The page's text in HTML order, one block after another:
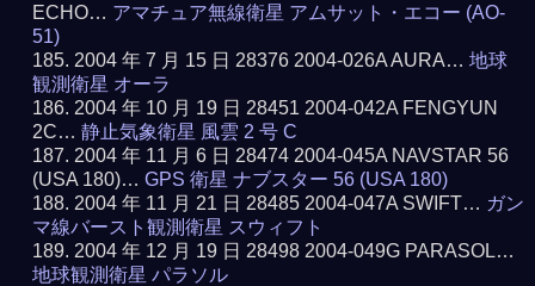
ECHO… アマチュア無線衛星 アムサット・エコー (AO-
51)
2004 年 7 月 15 日 28376 2004-026A AURA…地球
観測衛星 オーラ
2004 年 10 月 19 日 28451 2004-042A FENGYUN
2C…静止気象衛星 風雲 2 号 C
2004 年 11 月 6 日 28474 2004-045A NAVSTAR 56
(USA 180)…GPS 衛星 ナブスター 56 (USA 180)
2004 年 11 月 21 日 28485 2004-047A SWIFT… ガン
マ線バースト観測衛星 スウィフト
2004 年 12 月 19 日 28498 2004-049G PARASOL…
地球観測衛星 パラソル